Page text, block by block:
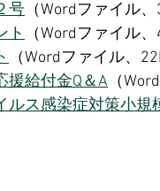
号 （Wordファイル、
ト
（Wordファイル、
（Wordファイル、
援給付金Q＆A （
ルス感染症対策小